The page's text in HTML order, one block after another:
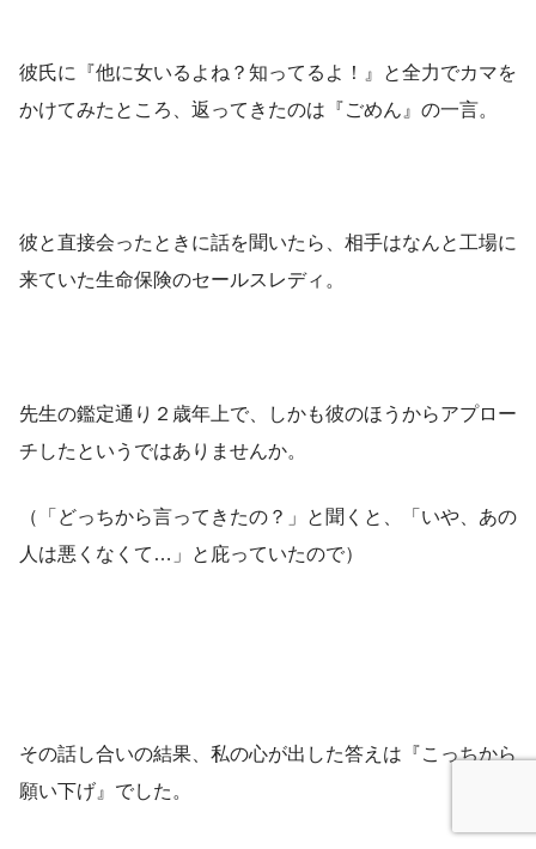
彼氏に『他に女いるよね？知ってるよ！』と全力でカマを
かけてみたところ、返ってきたのは『ごめん』の一言。
彼と直接会ったときに話を聞いたら、相手はなんと工場に
来ていた生命保険のセールスレディ。
先生の鑑定通り２歳年上で、しかも彼のほうからアプロー
チしたというではありませんか。
（「どっちから言ってきたの？」と聞くと、「いや、あの
人は悪くなくて…」と庇っていたので）
その話し合いの結果、私の心が出した答えは『こっちから
願い下げ』でした。